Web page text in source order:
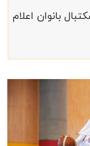
بانوان اعلام